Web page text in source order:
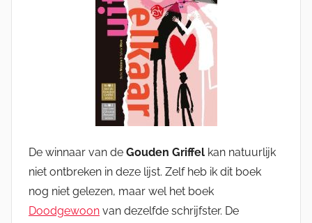
De winnaar van de Gouden Griffel kan natuurlijk
niet ontbreken in deze lijst. Zelf heb ik dit boek
nog niet gelezen, maar wel het boek
Doodgewoon van dezelfde schrijfster. De